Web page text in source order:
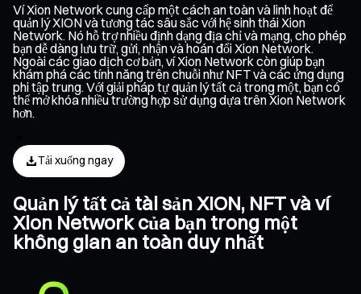
Ví Xion Network cung cấp một cách an toàn và linh hoạt để
quản lý XION và tương tác sâu sắc với hệ sinh thái Xion
Network. Nó hỗ trợ nhiều định dạng địa chỉ và mạng, cho phép
bạn dễ dàng lưu trữ, gửi, nhận và hoán đổi Xion Network.
Ngoài các giao dịch cơ bản, ví Xion Network còn giúp bạn
khám phá các tính năng trên chuỗi như NFT và các ứng dụng
phi tập trung. Với giải pháp tự quản lý tất cả trong một, bạn có
thể mở khóa nhiều trường hợp sử dụng dựa trên Xion Network
hơn.
Tải xuống ngay
Quản lý tất cả tài sản XION, NFT và ví
Xion Network của bạn trong một
không gian an toàn duy nhất